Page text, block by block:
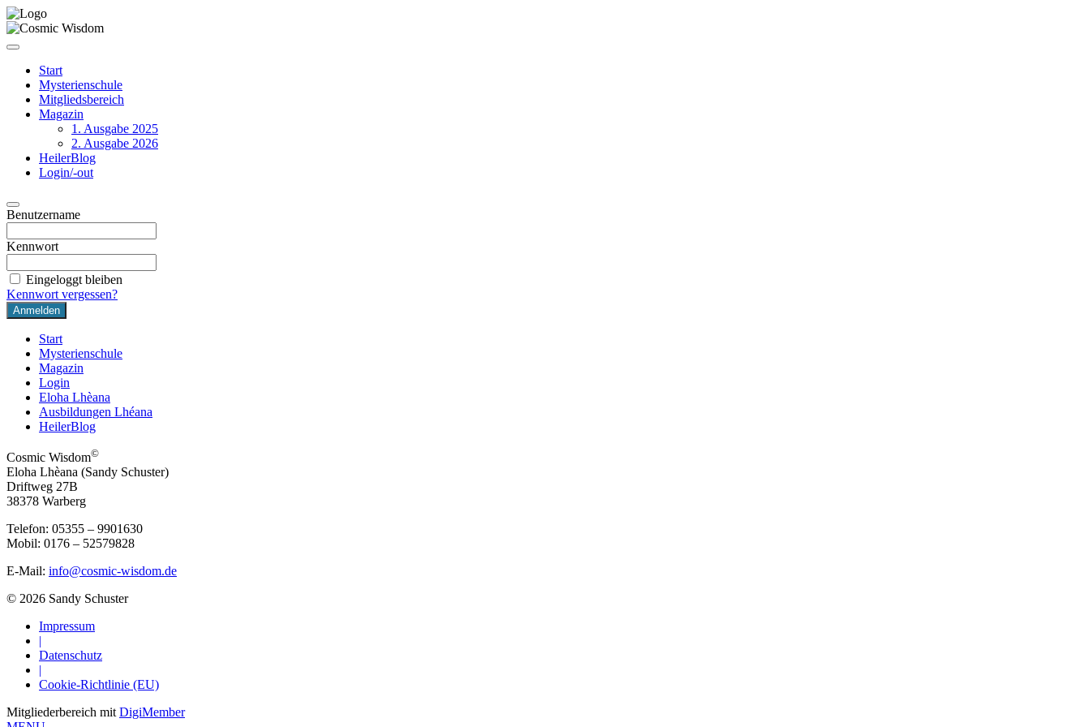
Start
Mysterienschule
Mitgliedsbereich
Magazin
1. Ausgabe 2025
2. Ausgabe 2026
HeilerBlog
Login/-out
Benutzername
Kennwort
Eingeloggt bleiben
Kennwort vergessen?
Start
Mysterienschule
Magazin
Login
Eloha Lhèana
Ausbildungen Lhéana
HeilerBlog
Cosmic Wisdom©
Eloha Lhèana (Sandy Schuster)
Driftweg 27B
38378 Warberg
Telefon: 05355 – 9901630
Mobil: 0176 – 52579828
E-Mail: info@cosmic-wisdom.de
© 2026 Sandy Schuster
Impressum
|
Datenschutz
|
Cookie-Richtlinie (EU)
Mitgliederbereich mit DigiMember